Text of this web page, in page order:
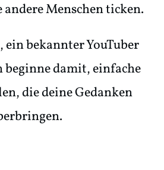
Menschen ticken.
ein bekannter YouTuber
beginne damit, einfache
die deine Gedanken